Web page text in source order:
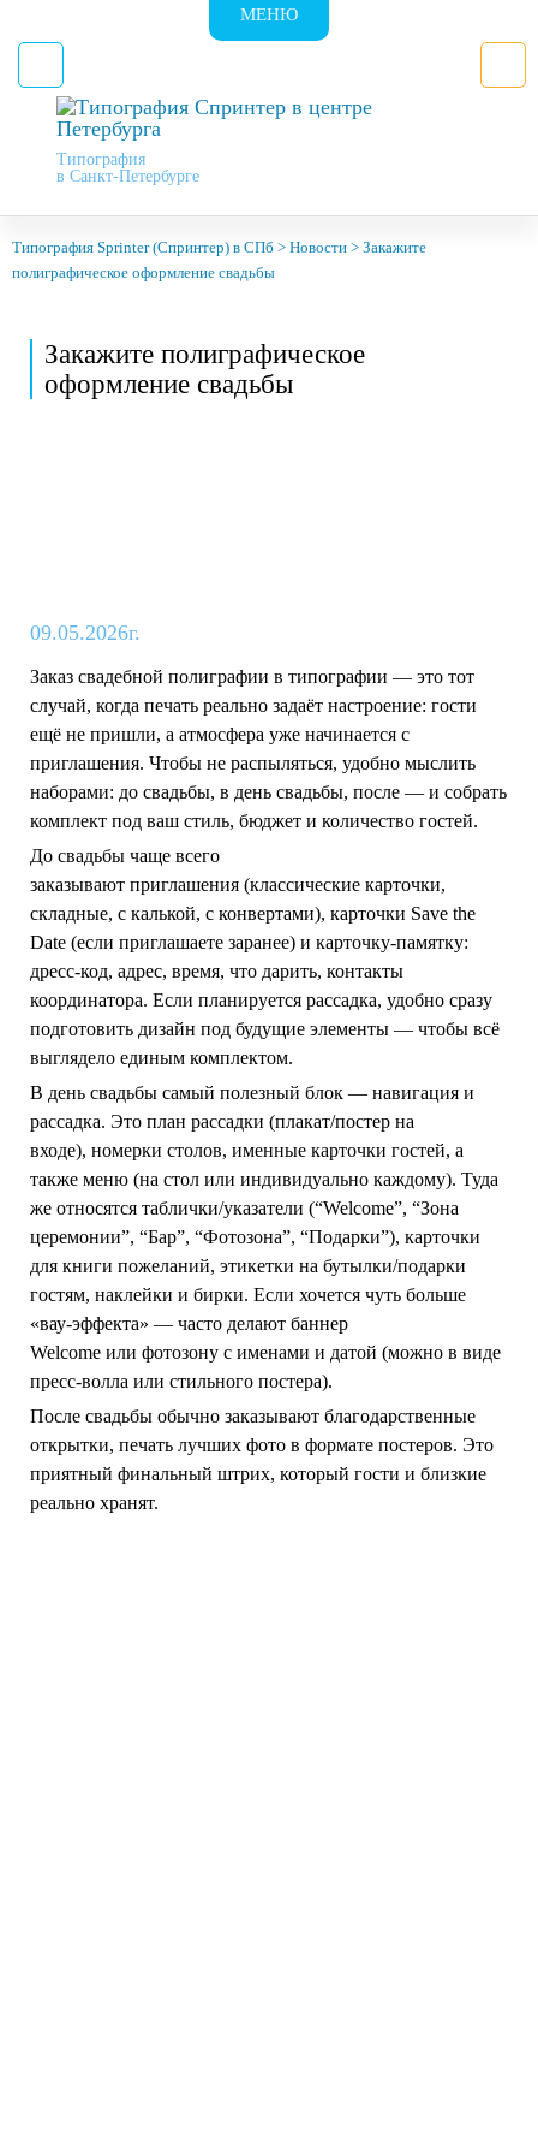
Типография
в Санкт-Петербурге
МЕНЮ
Типография Sprinter (Спринтер) в СПб > Новости > Закажите
полиграфическое оформление свадьбы
Закажите полиграфическое
оформление свадьбы
09.05.2026г.
Заказ свадебной полиграфии в типографии — это тот
случай, когда печать реально задаёт настроение: гости
ещё не пришли, а атмосфера уже начинается с
приглашения. Чтобы не распыляться, удобно мыслить
наборами: до свадьбы, в день свадьбы, после — и собрать
комплект под ваш стиль, бюджет и количество гостей.
До свадьбы чаще всего
заказывают приглашения (классические карточки,
складные, с калькой, с конвертами), карточки Save the
Date (если приглашаете заранее) и карточку-памятку:
дресс-код, адрес, время, что дарить, контакты
координатора. Если планируется рассадка, удобно сразу
подготовить дизайн под будущие элементы — чтобы всё
выглядело единым комплектом.
В день свадьбы самый полезный блок — навигация и
рассадка. Это план рассадки (плакат/постер на
входе), номерки столов, именные карточки гостей, а
также меню (на стол или индивидуально каждому). Туда
же относятся таблички/указатели (“Welcome”, “Зона
церемонии”, “Бар”, “Фотозона”, “Подарки”), карточки
для книги пожеланий, этикетки на бутылки/подарки
гостям, наклейки и бирки. Если хочется чуть больше
«вау-эффекта» — часто делают баннер
Welcome или фотозону с именами и датой (можно в виде
пресс-волла или стильного постера).
После свадьбы обычно заказывают благодарственные
открытки, печать лучших фото в формате постеров. Это
приятный финальный штрих, который гости и близкие
реально хранят.